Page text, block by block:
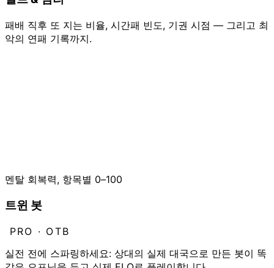
패배 직후 또 지는 비율, 시간패 빈도, 기권 시점 — 그리고 최
악의 연패 기록까지.
멘탈 회복력, 항목별 0–100
트윈 봇
PRO · OTB
실전 전에 스파링하세요: 상대의 실제 대국으로 만든 봇이 똑